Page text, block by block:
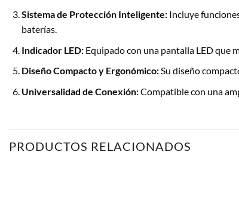
Sistema de Protección Inteligente:Incluye
baterías.
Indicador LED:Equipado con una pantalla LED que
Diseño Compacto y Ergonómico:Su diseño
Universalidad de Conexión:Compatible con una
PRODUCTOS RELACIONADOS